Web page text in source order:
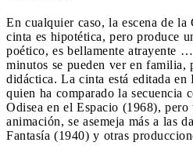
En cualquier caso, la escena de la
cinta es hipotética, pero produce
poético, es bellamente atrayente
minutos se pueden ver en familia,
didáctica. La cinta está editada
quien ha comparado la secuencia
Odisea en el Espacio (1968), pero
animación, se asemeja más a las
Fantasía (1940) y otras